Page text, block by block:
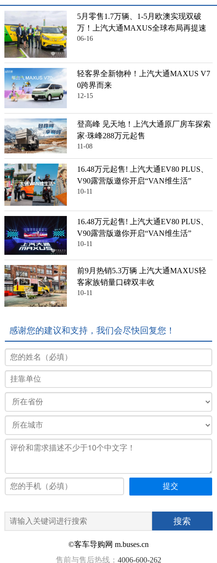
5月零售1.7万辆、1-5月欧澳实现双破
万！上汽大通MAXUS全球布局再提速
06-16
轻客界全新物种！上汽大通MAXUS V7
0跨界而来
12-15
登高峰 见天地！上汽大通原厂房车探索
家·珠峰288万元起售
11-08
16.48万元起售! 上汽大通EV80 PLUS、
V90露营版邀你开启“VAN维生活”
10-11
16.48万元起售! 上汽大通EV80 PLUS、
V90露营版邀你开启“VAN维生活”
10-11
前9月热销5.3万辆 上汽大通MAXUS轻
客家族销量口碑双丰收
10-11
感谢您的建议和支持，我们会尽快回复您！
©客车导购网 m.buses.cn
售前与售后热线： 4006-600-262